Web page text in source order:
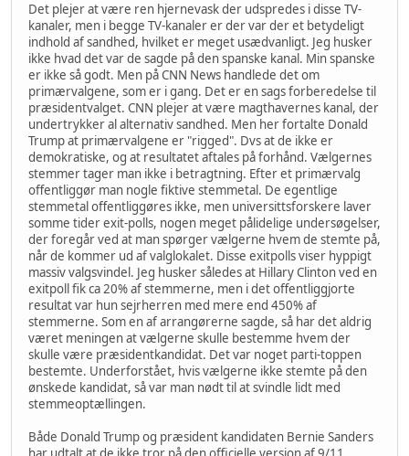
Det plejer at være ren hjernevask der udspredes i disse TV-
kanaler, men i begge TV-kanaler er der var der et betydeligt
indhold af sandhed, hvilket er meget usædvanligt. Jeg husker
ikke hvad det var de sagde på den spanske kanal. Min spanske
er ikke så godt. Men på CNN News handlede det om
primærvalgene, som er i gang. Det er en sags forberedelse til
præsidentvalget. CNN plejer at være magthavernes kanal, der
undertrykker al alternativ sandhed. Men her fortalte Donald
Trump at primærvalgene er "rigged". Dvs at de ikke er
demokratiske, og at resultatet aftales på forhånd. Vælgernes
stemmer tager man ikke i betragtning. Efter et primærvalg
offentliggør man nogle fiktive stemmetal. De egentlige
stemmetal offentliggøres ikke, men universittsforskere laver
somme tider exit-polls, nogen meget pålidelige undersøgelser,
der foregår ved at man spørger vælgerne hvem de stemte på,
når de kommer ud af valglokalet. Disse exitpolls viser hyppigt
massiv valgsvindel. Jeg husker således at Hillary Clinton ved en
exitpoll fik ca 20% af stemmerne, men i det offentliggjorte
resultat var hun sejrherren med mere end 450% af
stemmerne. Som en af arrangørerne sagde, så har det aldrig
været meningen at vælgerne skulle bestemme hvem der
skulle være præsidentkandidat. Det var noget parti-toppen
bestemte. Underforstået, hvis vælgerne ikke stemte på den
ønskede kandidat, så var man nødt til at svindle lidt med
stemmeoptællingen.
Både Donald Trump og præsident kandidaten Bernie Sanders